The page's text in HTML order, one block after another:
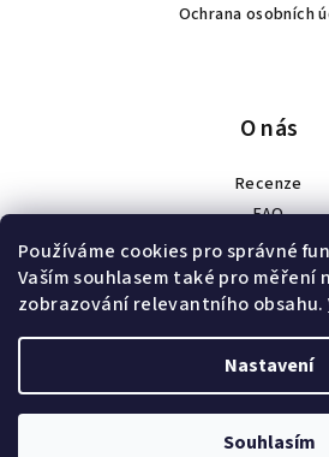
Používáme cookies pro správné
Vaším souhlasem také pro měření
zobrazování relevantního obsahu.
Nastavení
Souhlasím
Ochrana osobních
O nás
Recenze
FAQ
Spolupráce
Náš příběh
Velkoobchod a